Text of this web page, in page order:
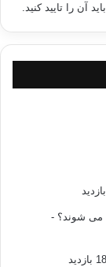
آن را تایید کنید.
می شوند؟ -